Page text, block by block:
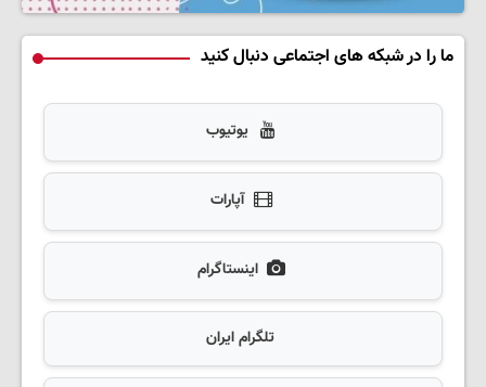
ما را در شبکه های اجتماعی دنبال کنید
یوتیوب
آپارات
اینستاگرام
تلگرام ایران